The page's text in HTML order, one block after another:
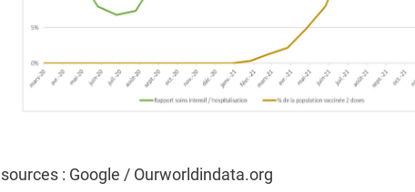
sources : Google / Ourworldindata.org